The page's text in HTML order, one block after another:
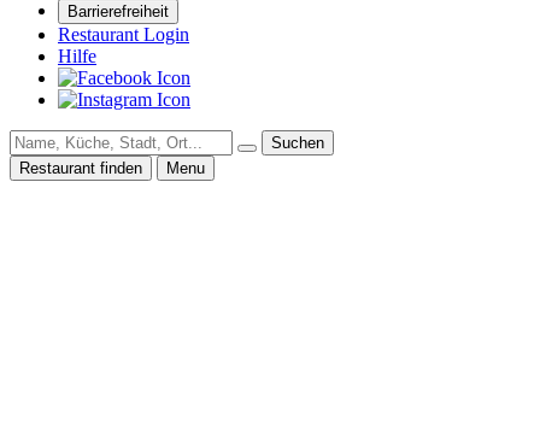
Barrierefreiheit
Restaurant Login
Hilfe
Suchen
Restaurant finden
Menu